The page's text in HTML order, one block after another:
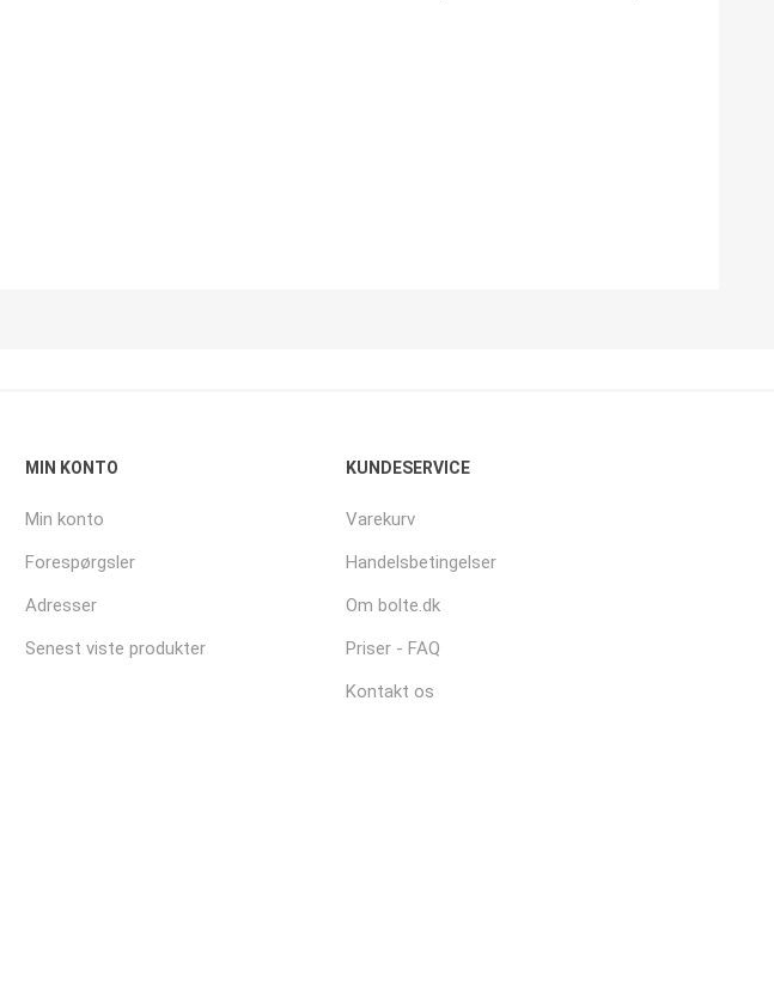
MIN KONTO
Min konto
Forespørgsler
Adresser
Senest viste produkter
KUNDESERVICE
Varekurv
Handelsbetingelser
Om bolte.dk
Priser - FAQ
Kontakt os